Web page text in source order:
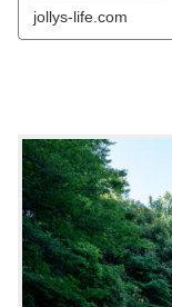
jollys-life.com